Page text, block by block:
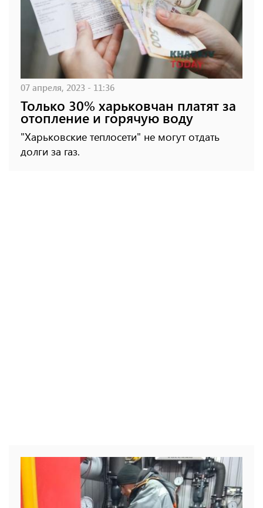
07 апреля, 2023 - 11:36
Только 30% харьковчан платят за
отопление и горячую воду
"Харьковские теплосети" не могут отдать
долги за газ.